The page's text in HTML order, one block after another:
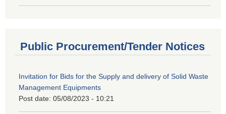
Public Procurement/Tender Notices
Invitation for Bids for the Supply and delivery of Solid Waste
Management Equipments
Post date: 05/08/2023 - 10:21